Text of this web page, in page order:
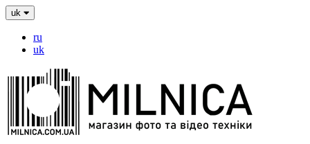
uk
ru
uk